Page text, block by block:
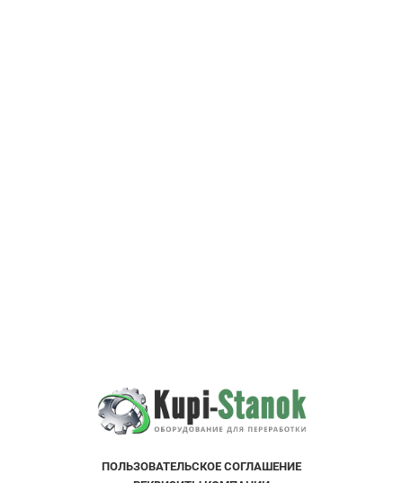
ПОЛЬЗОВАТЕЛЬСКOE СОГЛАШЕНИE